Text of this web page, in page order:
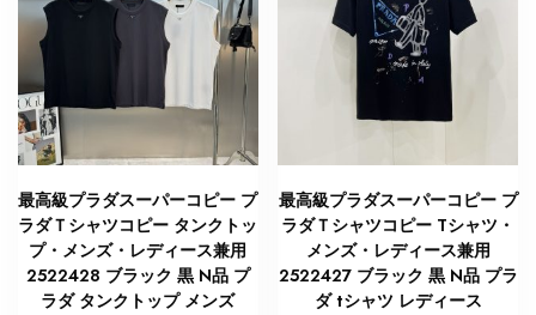
最高級プラダスーパーコピー プ
ラダＴシャツコピー タンクトッ
プ・メンズ・レディース兼用
2522428 ブラック 黒 N品 プ
ラダ タンクトップ メンズ
最高級プラダスーパーコピー プ
ラダＴシャツコピー Tシャツ・
メンズ・レディース兼用
2522427 ブラック 黒 N品 プラ
ダ tシャツ レディース